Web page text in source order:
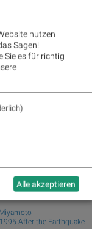
vs. World Wrestling
Club Board
blanches
Photo Copies
After the Earthquake
nutzen
Sagen!
Sie es für richtig
Alle akzeptieren